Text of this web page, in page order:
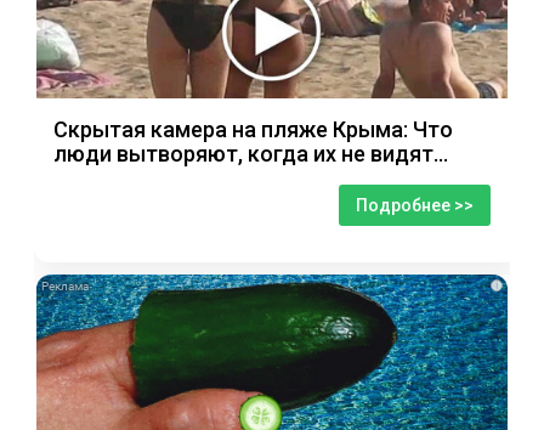
Скрытая камера на пляже Крыма: Что
люди вытворяют, когда их не видят...
Подробнее >>
i